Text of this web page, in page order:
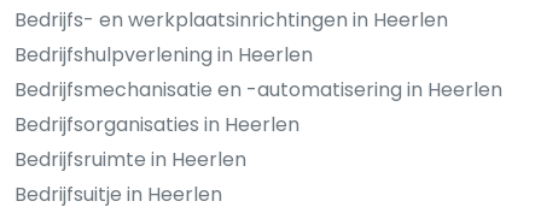
Bedrijfs- en werkplaatsinrichtingen in Heerlen
Bedrijfshulpverlening in Heerlen
Bedrijfsmechanisatie en -automatisering in Heerlen
Bedrijfsorganisaties in Heerlen
Bedrijfsruimte in Heerlen
Bedrijfsuitje in Heerlen